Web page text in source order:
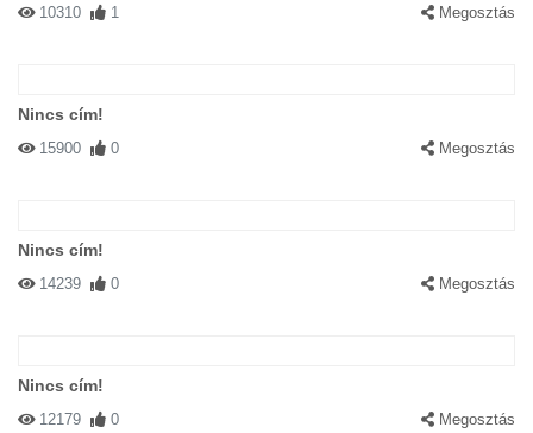
10310 1 Megosztás
Nincs cím!
15900 0 Megosztás
Nincs cím!
14239 0 Megosztás
Nincs cím!
12179 0 Megosztás